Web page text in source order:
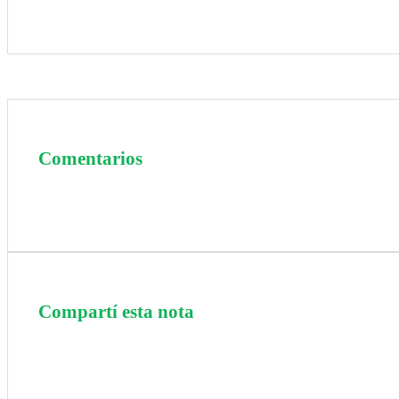
Comentarios
Compartí esta nota